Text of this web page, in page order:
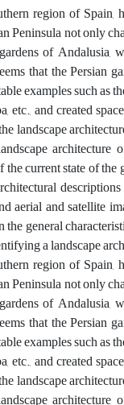
region of
Peninsula not only
of Andalusia,
that the Persian
examples such as
and created
landscape
current state of
aerial and satellite
the general
a landscape
region of
Peninsula not only
of Andalusia,
that the Persian
examples such as
and created
landscape